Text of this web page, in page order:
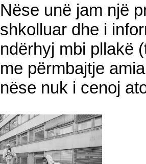
Nëse unë jam një
shkolluar dhe i
ndërhyj mbi pllakë
me përmbajtje
nëse nuk i cenoj